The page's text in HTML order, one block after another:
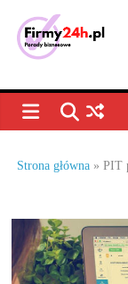
contentPorady
dla
firm
–
Strona główna »PIT